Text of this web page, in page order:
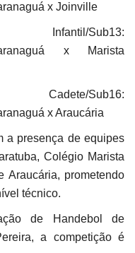
x Joinville
Sub13:
Paranaguá x Marista
Sub16:
x Araucária
a presença de equipes
Colégio Marista
Araucária, prometendo
técnico.
de Handebol de
a competição é